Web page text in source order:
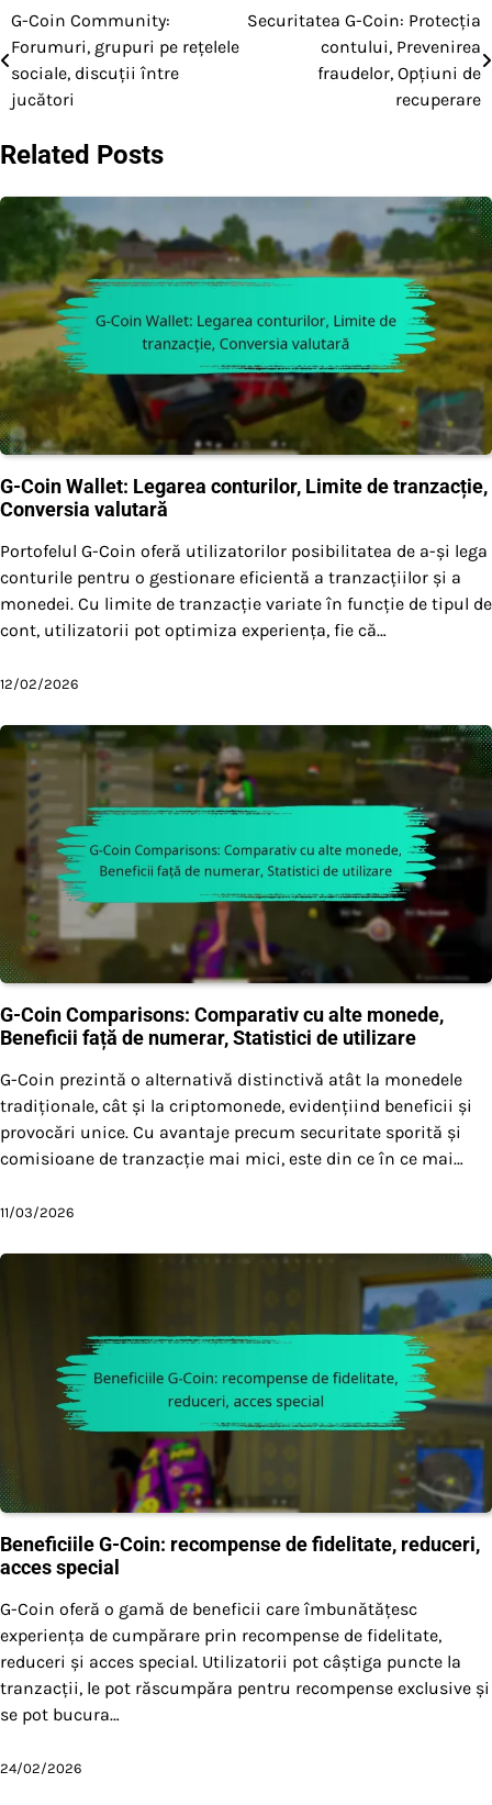
Post
navigation
G-Coin Community:
Forumuri, grupuri pe rețelele
sociale, discuții între
jucători
Securitatea G-Coin: Protecția
contului, Prevenirea
fraudelor, Opțiuni de
recuperare
Related Posts
G-Coin Wallet: Legarea conturilor, Limite de tranzacție,
Conversia valutară
Portofelul G-Coin oferă utilizatorilor posibilitatea de a-și lega
conturile pentru o gestionare eficientă a tranzacțiilor și a
monedei. Cu limite de tranzacție variate în funcție de tipul de
cont, utilizatorii pot optimiza experiența, fie că…
12/02/2026
G-Coin Comparisons: Comparativ cu alte monede,
Beneficii față de numerar, Statistici de utilizare
G-Coin prezintă o alternativă distinctivă atât la monedele
tradiționale, cât și la criptomonede, evidențiind beneficii și
provocări unice. Cu avantaje precum securitate sporită și
comisioane de tranzacție mai mici, este din ce în ce mai…
11/03/2026
Beneficiile G-Coin: recompense de fidelitate, reduceri,
acces special
G-Coin oferă o gamă de beneficii care îmbunătățesc
experiența de cumpărare prin recompense de fidelitate,
reduceri și acces special. Utilizatorii pot câștiga puncte la
tranzacții, le pot răscumpăra pentru recompense exclusive și
se pot bucura…
24/02/2026